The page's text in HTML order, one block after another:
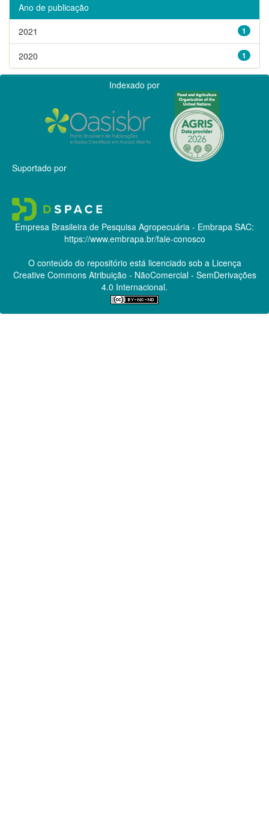
Ano de publicação
1
2021
1
2020
Indexado por
Suportado por
Empresa Brasileira de Pesquisa Agropecuária - Embrapa SAC:
https://www.embrapa.br/fale-conosco
O conteúdo do repositório está licenciado sob a Licença
Creative CommonsAtribuição - NãoComercial - SemDerivações
4.0 Internacional.